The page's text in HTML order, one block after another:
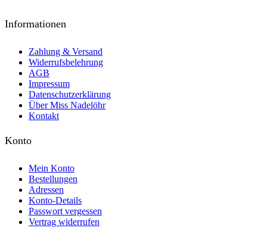
Informationen
Zahlung & Versand
Widerrufsbelehrung
AGB
Impressum
Datenschutzerklärung
Über Miss Nadelöhr
Kontakt
Konto
Mein Konto
Bestellungen
Adressen
Konto-Details
Passwort vergessen
Vertrag widerrufen